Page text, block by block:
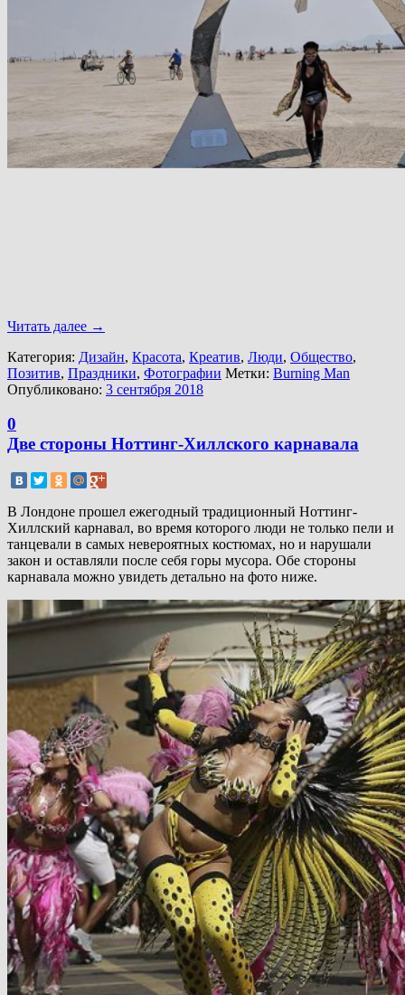
Читать далее →
Категория: Дизайн, Красота, Креатив, Люди, Общество,
Позитив, Праздники, Фотографии Метки: Burning Man
Опубликовано: 3 сентября 2018
0
Две стороны Ноттинг-Хиллского карнавала
В Лондоне прошел ежегодный традиционный Ноттинг-
Хиллский карнавал, во время которого люди не только пели и
танцевали в самых невероятных костюмах, но и нарушали
закон и оставляли после себя горы мусора. Обе стороны
карнавала можно увидеть детально на фото ниже.